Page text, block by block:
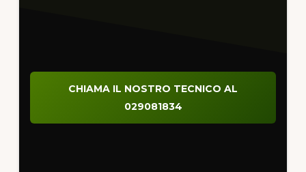
CHIAMA IL NOSTRO TECNICO AL
029081834